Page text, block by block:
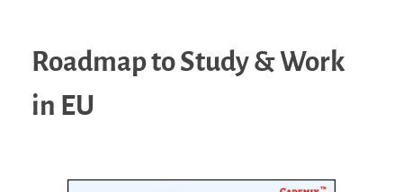
Roadmap to Study & Work
in EU